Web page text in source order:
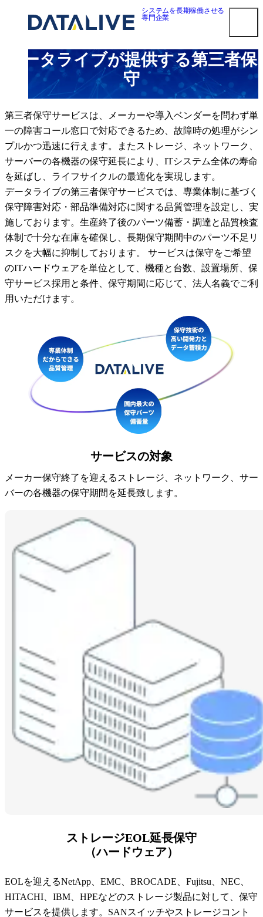
システムを長期稼働させる
専門企業
smart3pm ログイン
対応メーカー
Dell EMC 第三者保守
HPE 第三者保守
NetApp 第三者保守
Oracle第三者保守
Cisco 第三者保守
F5 BIG-IP 第三者保守
Brocade 第三者保守
Juniper 第三者保守
NEC 第三者保守
Fujitsu 第三者保守
Hitachi 第三者保守
IBM Lenovo 第三者保守
EOSL/EOL検索
HPEストレージ
HPEスイッチ
HPEサーバー
Oracleサーバー
Ciscoルータ
Juniper EX・QFX
Juniper MX,ERXルータ
Allied Telesis、YAMAHA、Fortinet
IBM Lenovoサーバー
Hitachi
サービス
データセンター撤去/買取
データライブの強み
データライブの保守品質
国内最大の保守パーツ備蓄量
導入事例
セキュアIT機器適正処分(ITAD)
データライブの考えるセキュリティ
企業情報
第三者保守という⾔葉について
代表メッセージ
その他ご相談
新卒採用
キャリア採用
データライブが提供する第三者保
守
第三者保守サービスは、メーカーや導入ベンダーを問わず単
一の障害コール窓口で対応できるため、故障時の処理がシン
プルかつ迅速に行えます。またストレージ、ネットワーク、
サーバーの各機器の保守延長により、ITシステム全体の寿命
を延ばし、ライフサイクルの最適化を実現します。
データライブの第三者保守サービスでは、専業体制に基づく
保守障害対応・部品準備対応に関する品質管理を設定し、実
施しております。生産終了後のパーツ備蓄・調達と品質検査
体制で十分な在庫を確保し、長期保守期間中のパーツ不足リ
スクを大幅に抑制しております。 サービスは保守をご希望
のITハードウェアを単位として、機種と台数、設置場所、保
守サービス採用と条件、保守期間に応じて、法人名義でご利
用いただけます。
サービスの対象
メーカー保守終了を迎えるストレージ、ネットワーク、サー
バーの各機器の保守期間を延長致します。
ストレージEOL延長保守
（ハードウェア）
EOLを迎えるNetApp、EMC、BROCADE、Fujitsu、NEC、
HITACHI、IBM、HPEなどのストレージ製品に対して、保守
サービスを提供します。SANスイッチやストレージコント